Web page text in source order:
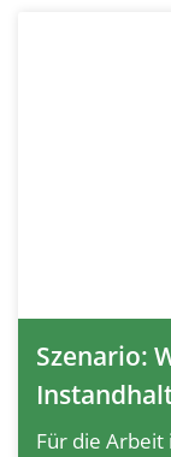
Szenario:
Für die